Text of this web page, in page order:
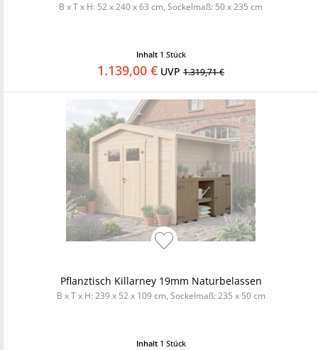
B x T x H: 52 x 240 x 63 cm, Sockelmaß: 50 x 235 cm
Inhalt 1 Stück
1.139,00 € UVP 1.319,71 €
Pflanztisch Killarney 19mm Naturbelassen
B x T x H: 239 x 52 x 109 cm, Sockelmaß: 235 x 50 cm
Inhalt 1 Stück